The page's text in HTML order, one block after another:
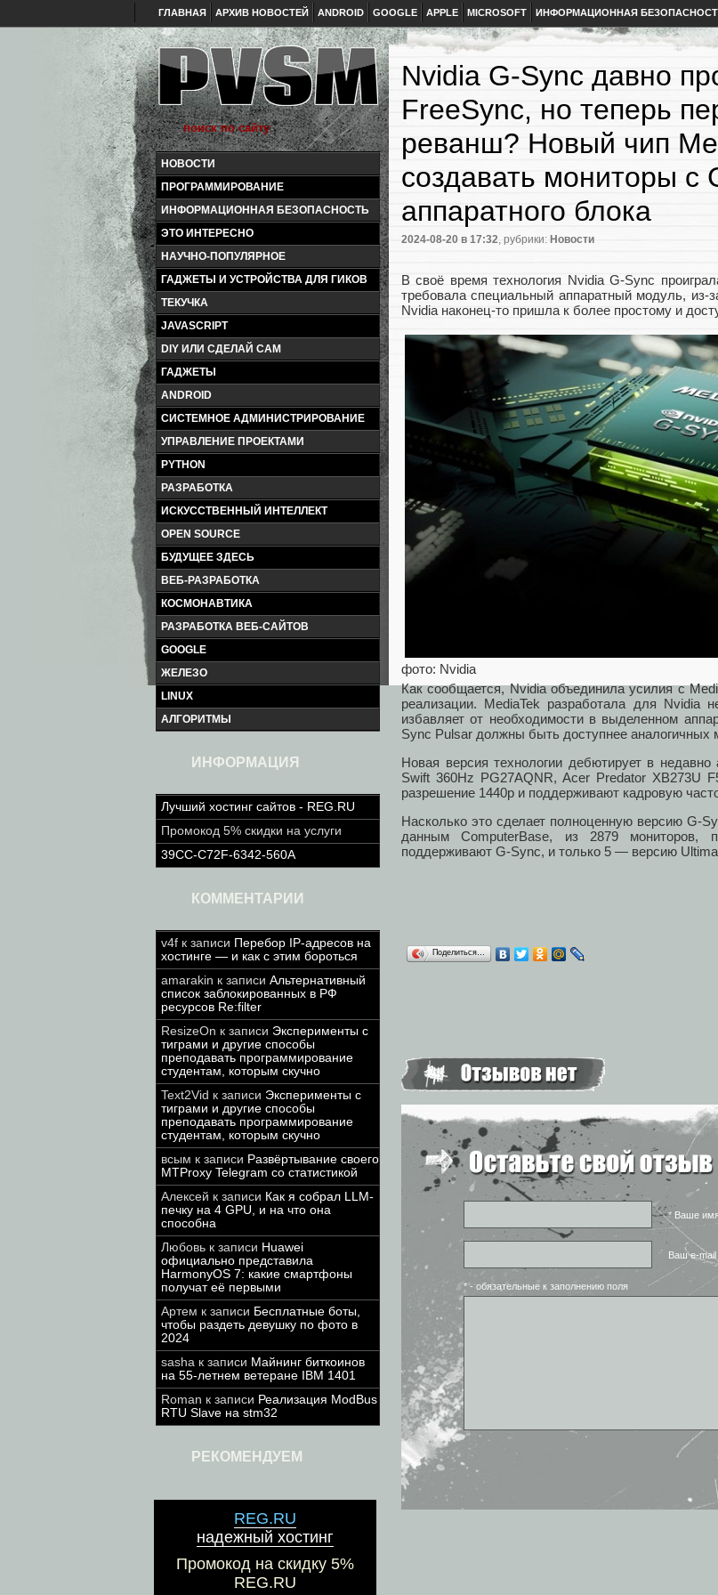
ГЛАВНАЯ АРХИВ НОВОСТЕЙ ANDROID GOOGLE APPLE MICROSOFT ИНФОРМАЦИОННАЯ
НОВОСТИ
ПРОГРАММИРОВАНИЕ
ИНФОРМАЦИОННАЯ БЕЗОПАСНОСТЬ
ЭТО ИНТЕРЕСНО
НАУЧНО-ПОПУЛЯРНОЕ
ГАДЖЕТЫ И УСТРОЙСТВА ДЛЯ ГИКОВ
ТЕКУЧКА
JAVASCRIPT
DIY ИЛИ СДЕЛАЙ САМ
ГАДЖЕТЫ
ANDROID
СИСТЕМНОЕ АДМИНИСТРИРОВАНИЕ
УПРАВЛЕНИЕ ПРОЕКТАМИ
PYTHON
РАЗРАБОТКА
ИСКУССТВЕННЫЙ ИНТЕЛЛЕКТ
OPEN SOURCE
БУДУЩЕЕ ЗДЕСЬ
ВЕБ-РАЗРАБОТКА
КОСМОНАВТИКА
РАЗРАБОТКА ВЕБ-САЙТОВ
GOOGLE
ЖЕЛЕЗО
LINUX
АЛГОРИТМЫ
ИНФОРМАЦИЯ
Лучший хостинг сайтов - REG.RU
Промокод 5% скидки на услуги
39CC-C72F-6342-560A
КОММЕНТАРИИ
v4f к записи Перебор IP-адресов на
хостинге — и как с этим бороться
amarakin к записи Альтернативный
список заблокированных в РФ
ресурсов Re:filter
ResizeOn к записи Эксперименты с
тиграми и другие способы
преподавать программирование
студентам, которым скучно
Text2Vid к записи Эксперименты с
тиграми и другие способы
преподавать программирование
студентам, которым скучно
всым к записи Развёртывание своего
MTProxy Telegram со статистикой
Алексей к записи Как я собрал LLM-
печку на 4 GPU, и на что она
способна
Любовь к записи Huawei
официально представила
HarmonyOS 7: какие смартфоны
получат её первыми
Артем к записи Бесплатные боты,
чтобы раздеть девушку по фото в
2024
sasha к записи Майнинг биткоинов
на 55-летнем ветеране IBM 1401
Roman к записи Реализация ModBus
RTU Slave на stm32
РЕКОМЕНДУЕМ
REG.RU
надежный хостинг
Промокод на скидку 5%
REG.RU
Nvidia G-Sync давно
FreeSync, но теперь
реванш? Новый чип
создавать мониторы с
аппаратного блока
2024-08-20 в 17:32, рубрики: Новости
В своё время технология Nvidia G-Sync
требовала специальный аппаратный модуль,
Nvidia наконец-то пришла к более простому и
фото: Nvidia
Как сообщается, Nvidia объединила усилия с
реализации. MediaTek разработала для Nvidia
избавляет от необходимости в выделенном
Sync Pulsar должны быть доступнее аналогичных
Новая версия технологии дебютирует в
Swift 360Hz PG27AQNR, Acer Predator XB273U
разрешение 1440p и поддерживают кадровую
Насколько это сделает полноценную версию G-
данным ComputerBase, из 2879 мониторов,
поддерживают G-Sync, и только 5 — версию
Поделиться…
* Ваше
Ваш e-mail
* - обязательные к заполнению поля